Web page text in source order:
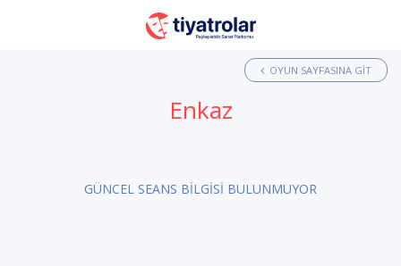
OYUN SAYFASINA GIT
Enkaz
GÜNCEL SEANS BİLGİSİ BULUNMUYOR